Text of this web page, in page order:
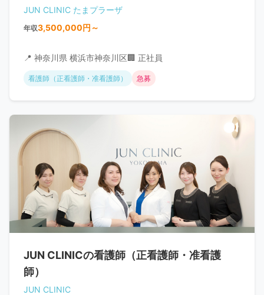
JUN CLINIC たまプラーザ
年収3,500,000円～
📍 神奈川県 横浜市神奈川区🏢 正社員
看護師（正看護師・准看護師） 急募
JUN CLINICの看護師（正看護師・准看護
師）
JUN CLINIC